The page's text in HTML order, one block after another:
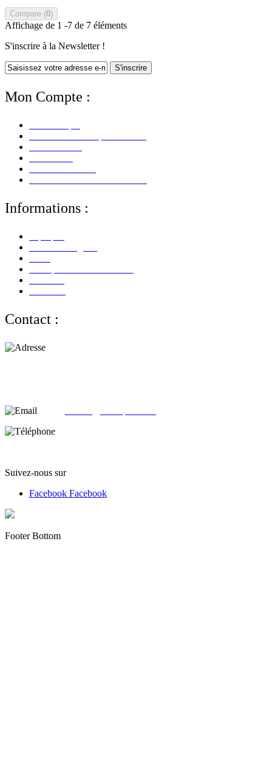
Compare (0)
Affichage de 1 -7 de 7 éléments
S'inscrire à la Newsletter !
S'inscrire
Mon Compte :
Informations :
Contact :
Suivez-nous sur
Facebook Facebook
Footer Bottom